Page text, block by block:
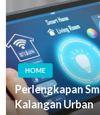
HOME
Perlengkapan
Kalangan Urban